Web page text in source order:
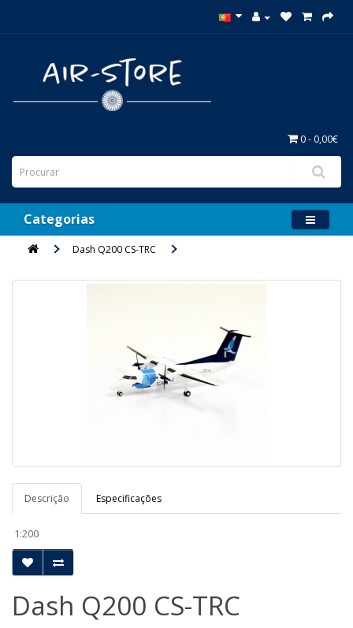
0 - 0,00€
Categorias
Dash Q200 CS-TRC
Descrição Especificações
1:200
Dash Q200 CS-TRC